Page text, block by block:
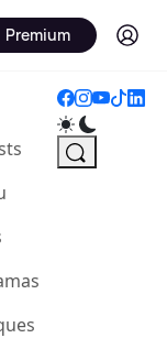
Premium Log in